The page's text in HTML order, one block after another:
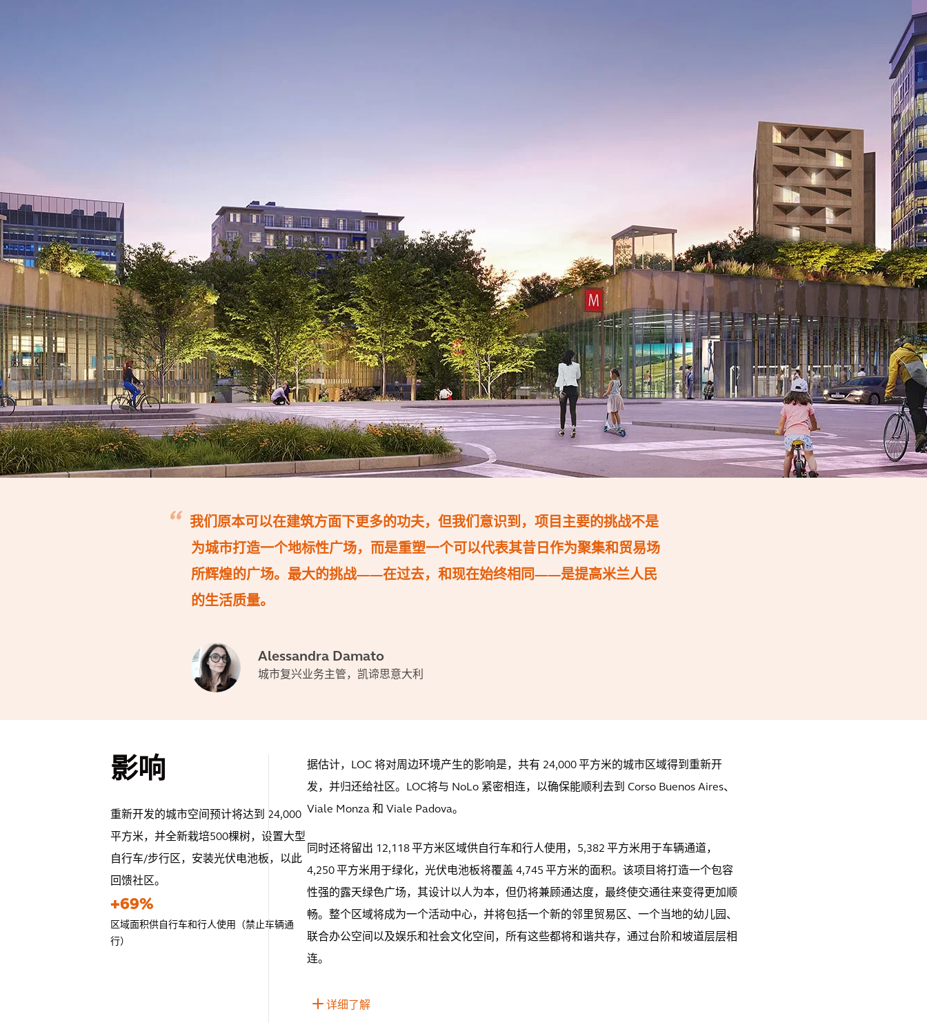
我们原本可以在建筑方面下更多的功夫，但我们意识到，项目主要的挑战不是
为城市打造一个地标性广场，而是重塑一个可以代表其昔日作为聚集和贸易场
所辉煌的广场。最大的挑战——在过去，和现在始终相同——是提高米兰人民
的生活质量。
Alessandra Damato
城市复兴业务主管，凯谛思意大利
影响
重新开发的城市空间预计将达到 24,000
平方米，并全新栽培500棵树，设置大型
自行车/步行区，安装光伏电池板，以此
回馈社区。
+69%
区域面积供自行车和行人使用（禁止车辆通
行）
据估计，LOC 将对周边环境产生的影响是，共有 24,000 平方米的城市区域得到重新开
发，并归还给社区。LOC将与 NoLo 紧密相连，以确保能顺利去到 Corso Buenos Aires、
Viale Monza 和 Viale Padova。
同时还将留出 12,118 平方米区域供自行车和行人使用，5,382 平方米用于车辆通道，
4,250 平方米用于绿化，光伏电池板将覆盖 4,745 平方米的面积。该项目将打造一个包容
性强的露天绿色广场，其设计以人为本，但仍将兼顾通达度，最终使交通往来变得更加顺
畅。整个区域将成为一个活动中心，并将包括一个新的邻里贸易区、一个当地的幼儿园、
联合办公空间以及娱乐和社会文化空间，所有这些都将和谐共存，通过台阶和坡道层层相
连。
详细了解